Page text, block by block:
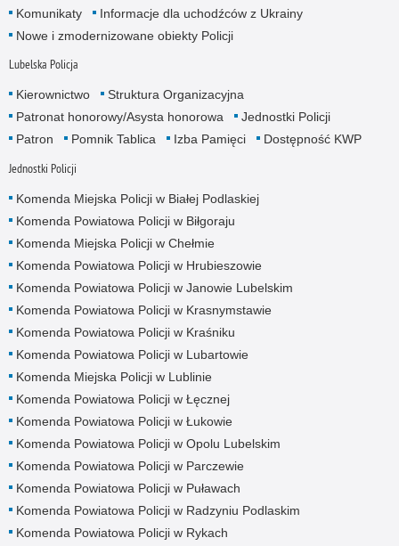
Komunikaty
Informacje dla uchodźców z Ukrainy
Nowe i zmodernizowane obiekty Policji
Lubelska Policja
Kierownictwo
Struktura Organizacyjna
Patronat honorowy/Asysta honorowa
Jednostki Policji
Patron
Pomnik Tablica Izba Pamięci Dostępność KWP
Jednostki Policji
Komenda Miejska Policji w Białej Podlaskiej
Komenda Powiatowa Policji w Biłgoraju
Komenda Miejska Policji w Chełmie
Komenda Powiatowa Policji w Hrubieszowie
Komenda Powiatowa Policji w Janowie Lubelskim
Komenda Powiatowa Policji w Krasnymstawie
Komenda Powiatowa Policji w Kraśniku
Komenda Powiatowa Policji w Lubartowie
Komenda Miejska Policji w Lublinie
Komenda Powiatowa Policji w Łęcznej
Komenda Powiatowa Policji w Łukowie
Komenda Powiatowa Policji w Opolu Lubelskim
Komenda Powiatowa Policji w Parczewie
Komenda Powiatowa Policji w Puławach
Komenda Powiatowa Policji w Radzyniu Podlaskim
Komenda Powiatowa Policji w Rykach